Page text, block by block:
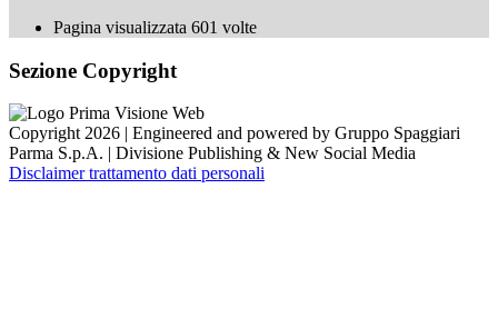
Pagina visualizzata 601 volte
Sezione Copyright
Copyright 2026 | Engineered and powered by Gruppo Spaggiari
Parma S.p.A. | Divisione Publishing & New Social Media
Disclaimer trattamento dati personali